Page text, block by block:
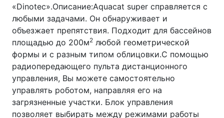
«Dinotec».Описание:Aquacat super справляется с
любыми задачами. Он обнаруживает и
объезжает препятствия. Подходит для бассейнов
площадью до 200м2 любой геометрической
формы и с разным типом облицовки.С помощью
радиопередающего пульта дистанционного
управления, Вы можете самостоятельно
управлять роботом, направляя его на
загрязненные участки. Блок управления
позволяет выбирать между режимами работы